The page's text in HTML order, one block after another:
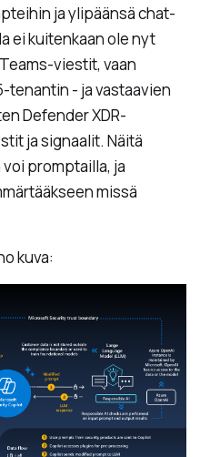
ja ylipäänsä chat-
ei kuitenkaan ole nyt
viestit, vaan
tenantin - ja vastaavien
Defender XDR-
ja signaalit. Näitä
promptailla, ja
missä
kuva: